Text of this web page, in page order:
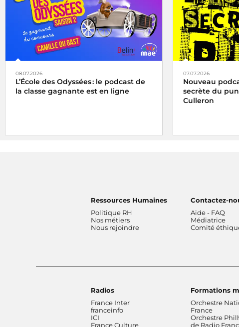
08.07.2026
L’École des Odyssées : le podcast de
la classe gagnante est en ligne
07.07.2026
Nouveau
secrète du
Culleron
Ressources Humaines
Politique RH
Nos métiers
Nous rejoindre
Contactez-
Aide - FAQ
Médiatrice
Comité
Radios
France Inter
franceinfo
ICI
France Culture
Formations
Orchestre
France
Orchestre
de Radio